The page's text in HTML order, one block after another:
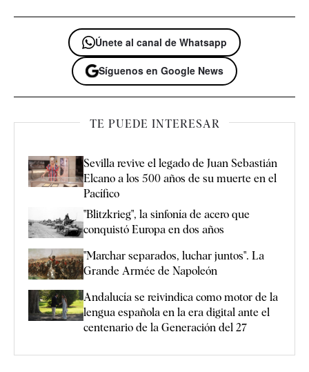
Únete al canal de Whatsapp
Síguenos en Google News
TE PUEDE INTERESAR
Sevilla revive el legado de Juan Sebastián
Elcano a los 500 años de su muerte en el
Pacífico
"Blitzkrieg", la sinfonía de acero que
conquistó Europa en dos años
"Marchar separados, luchar juntos". La
Grande Armée de Napoleón
Andalucía se reivindica como motor de la
lengua española en la era digital ante el
centenario de la Generación del 27